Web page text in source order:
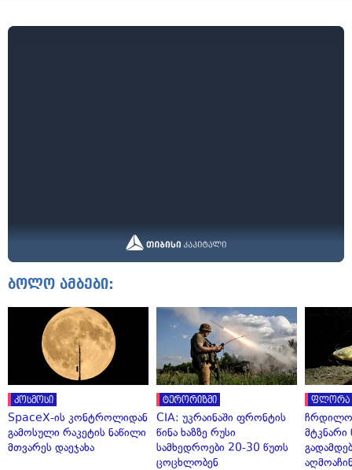
ბოლო ამბები:
კოსმოსი
SpaceX-ის კონტროლიდან
გამოსული რაკეტის ნაწილი
მთვარეს დაეჯახა
ტერორიზმი
CIA: უკრაინაში ფრონტის
წინა ხაზზე რუსი
სამხედროები 20-30 წუთს
ცოცხლობენ
ფლორა
მტკნარი